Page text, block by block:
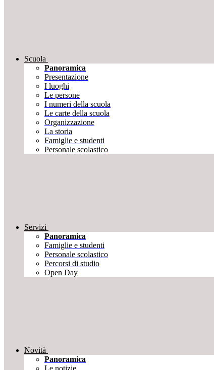
Scuola
Panoramica
Presentazione
I luoghi
Le persone
I numeri della scuola
Le carte della scuola
Organizzazione
La storia
Famiglie e studenti
Personale scolastico
Servizi
Panoramica
Famiglie e studenti
Personale scolastico
Percorsi di studio
Open Day
Novità
Panoramica